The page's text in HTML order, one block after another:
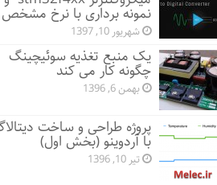
نمونه برداری با نرخ مشخص
شهریور 10, 1397
یک منبع تغذیه سوئیچینگ
چگونه کار می کند
بهمن 6, 1396
پروژه طراحی و ساخت
با آردوینو (بخش اول)
تیر 10, 1396